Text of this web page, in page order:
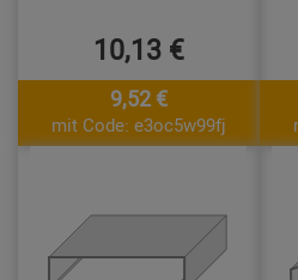
10,13 €
9,52 €
mit Code: e3oc5w99fj